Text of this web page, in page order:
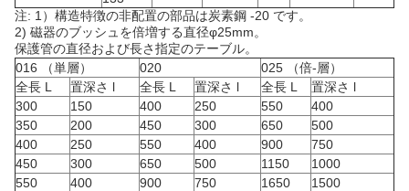
注: 1）構造特徴の非配置の部品は炭素鋼 -20 です。
2) 磁器のブッシュを倍増する直径φ25mm。
保護管の直径および長さ指定のテーブル。
016 （単層）
020
025 （倍-層）
全長 L
置深さ l 全長 L 置深さ l 全長 L
置深さ l
300
150 400 250 550
400
350
200 450 300 650
500
400
250 550 400 900
750
450
300 650 500 1150
1000
550
400 900 750 1650
1500